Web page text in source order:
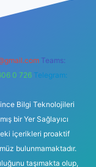
Teams:
0 726 Telegram:
Bilgi Teknolojileri
bir Yer Sağlayıcı
içerikleri proaktif
bulunmamaktadır.
taşımakta olup,